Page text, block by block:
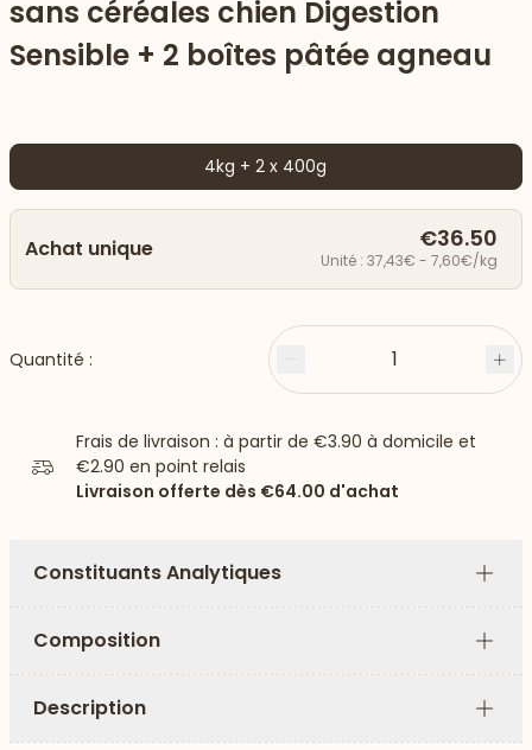
vers le bas
sans céréales chien Digestion
Sensible + 2 boîtes pâtée agneau
4kg + 2 x 400g
Achat unique €36.50
Unité : 37,43€ - 7,60€/kg
Quantité : Moins 1
Frais de livraison : à partir de €3.90 à domicile et
€2.90 en point relais
Livraison offerte dès €64.00 d'achat
Constituants Analytiques
Plus
Composition
Plus
Description
Plus